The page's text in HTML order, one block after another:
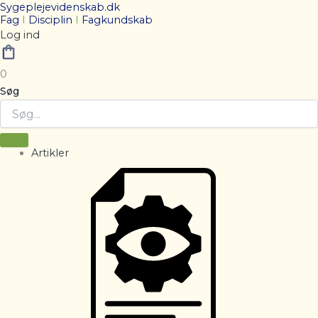
Sygeplejevidenskab.dk
Fag
Disciplin
Fagkundskab
Log ind
0
Søg
Artikler